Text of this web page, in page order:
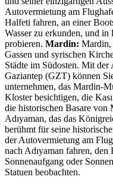
Autovermietung am
Halfeti fahren, an einer
Wasser zu erkunden, und in
probieren. Mardin: Mardin,
Gassen und syrischen
Städte im Südosten. Mit
Gaziantep (GZT) können
unternehmen, das Mardin-
Kloster besichtigen, die
die historischen Basare von
Adıyaman, das das
berühmt für seine
der Autovermietung am
nach Adıyaman fahren,
Sonnenaufgang oder
Statuen beobachten.